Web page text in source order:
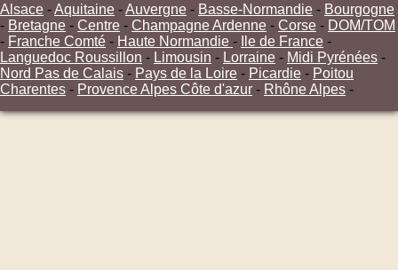
Alsace -Aquitaine -Auvergne - Basse-Normandie - Bourgogne
- Bretagne - Centre - Champagne Ardenne - Corse - DOM/TOM
- Franche Comté - Haute Normandie - Ile de France -
Languedoc Roussillon - Limousin - Lorraine - Midi Pyrénées -
Nord Pas de Calais - Pays de la Loire - Picardie - Poitou
Charentes - Provence Alpes Côte d'azur - Rhône Alpes -